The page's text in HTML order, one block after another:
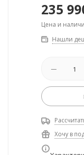
235
Цена и
Нашли
Хочу в